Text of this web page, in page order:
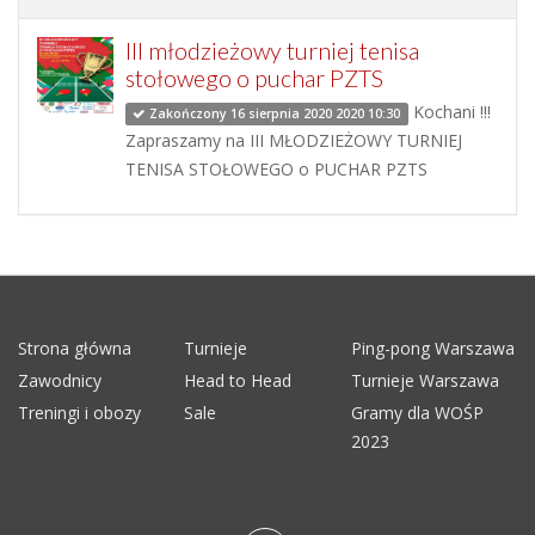
III młodzieżowy turniej tenisa
stołowego o puchar PZTS
Zakończony 16 sierpnia 2020 2020 10:30 Kochani !!!
Zapraszamy na III MŁODZIEŻOWY TURNIEJ
TENISA STOŁOWEGO o PUCHAR PZTS
Strona główna Turnieje
Ping-pong Warszawa
Zawodnicy
Head to Head
Turnieje Warszawa
Treningi i obozy
Sale
Gramy dla WOŚP
2023